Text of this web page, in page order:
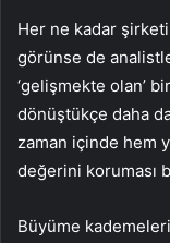
Her ne kadar
görünse de
‘gelişmekte olan’
dönüştükçe daha
zaman içinde hem
değerini koruması
Büyüme